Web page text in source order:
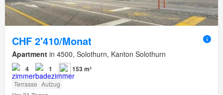
CHF 2'410/Monat
Apartment in 4500, Solothurn, Kanton Solothurn
4 1 153 m²
Terrasse Aufzug